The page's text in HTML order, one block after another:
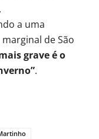
.
a uma
de São
grave é o
.